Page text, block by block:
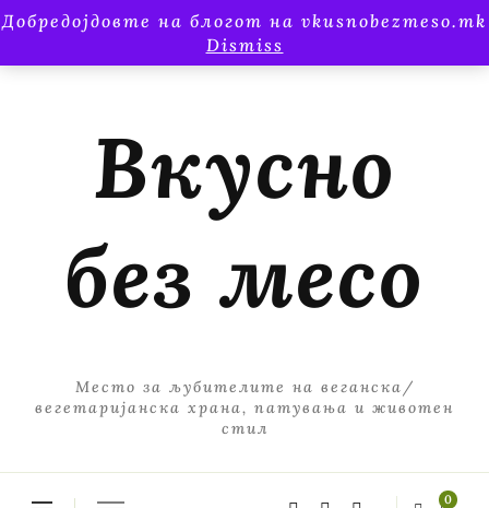
Добредојдовте на блогот на vkusnobezmeso.mk
Dismiss
Вкусно
без месо
Место за љубителите на веганска/
вегетаријанска храна, патувања и животен
стил
0